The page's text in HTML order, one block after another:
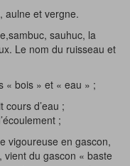
aulne et vergne.
sauhuc, la
Le nom du ruisseau et
« bois » et « eau » ;
cours d’eau ;
;
vigoureuse en gascon,
du gascon « baste